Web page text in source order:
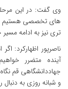
وی گفت: در این
های تخصصی هستیم
تری نیز به ادامه
ناصرپور اظهارکرد:
آینده متضرر
جهاددانشگاهی قم
و شبانه روزی به